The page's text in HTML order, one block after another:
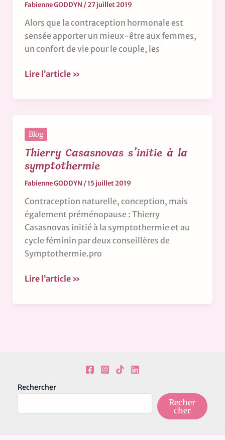
Fabienne GODDYN /27 juillet 2019
Alors que la contraception hormonale est
sensée apporter un mieux-être aux femmes,
un confort de vie pour le couple, les
arrêtent
la
pilule
se
mieux
Lire l’article »
Blog
Thierry Casasnovas s’initie à la
symptothermie
Fabienne GODDYN /15 juillet 2019
Contraception naturelle, conception, mais
également préménopause : Thierry
Casasnovas initié à la symptothermie et au
cycle féminin par deux conseillères de
Symptothermie.pro
Thierry
Casasnovas
s’initie
à
la
symptothermie
Lire l’article »
Rechercher
Recher
cher